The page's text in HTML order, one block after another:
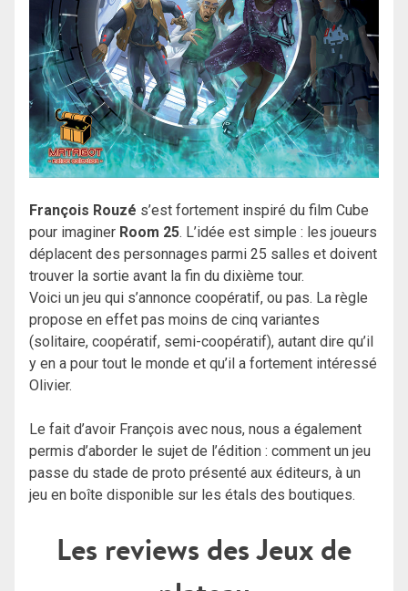
François Rouzé s’est fortement inspiré du film Cube
pour imaginer Room 25. L’idée est simple : les joueurs
déplacent des personnages parmi 25 salles et doivent
trouver la sortie avant la fin du dixième tour.
Voici un jeu qui s’annonce coopératif, ou pas. La règle
propose en effet pas moins de cinq variantes
(solitaire, coopératif, semi-coopératif), autant dire qu’il
y en a pour tout le monde et qu’il a fortement intéressé
Olivier.
Le fait d’avoir François avec nous, nous a également
permis d’aborder le sujet de l’édition : comment un jeu
passe du stade de proto présenté aux éditeurs, à un
jeu en boîte disponible sur les étals des boutiques.
Les reviews des Jeux de